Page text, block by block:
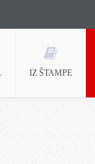
IZ ŠTAMPE